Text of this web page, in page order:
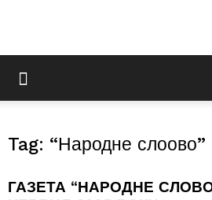
Tag: “Народне слоово”
ГАЗЕТА “НАРОДНЕ